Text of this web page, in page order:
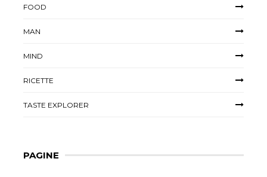
FOOD
MAN
MIND
RICETTE
TASTE EXPLORER
PAGINE